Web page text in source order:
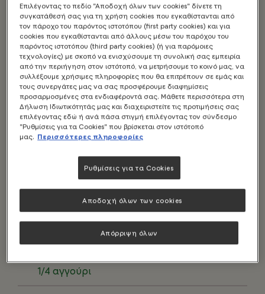
1 καρότο
1 ματσάκι ραπανάκια
75 γρ μαρούλι
1/4 αγγούρι
Επιλέγοντας το πεδίο "Αποδοχή όλων των cookies" δίνετε τη
συγκατάθεσή σας για τη χρήση cookies που εγκαθίστανται από
τον πάροχο του παρόντος ιστοτόπου (first party cookies) και για
cookies που εγκαθίστανται από άλλους μέσω του παρόχου του
παρόντος ιστοτόπου (third party cookies) (ή για παρόμοιες
τεχνολογίες) με σκοπό να ενισχύσουμε τη συνολική σας εμπειρία
από την περιήγηση στον ιστότοπό, να μετρήσουμε το κοινό μας, να
συλλέξουμε χρήσιμες πληροφορίες που θα επιτρέπουν σε εμάς και
τους συνεργάτες μας να σας προσφέρουμε διαφημίσεις
προσαρμοσμένες στα ενδιαφέροντά σας. Μάθετε περισσότερα στη
Δήλωση Ιδιωτικότητάς μας και διαχειριστείτε τις προτιμήσεις σας
επιλέγοντας εδώ ή ανά πάσα στιγμή επιλέγοντας τον σύνδεσμο
"Ρυθμίσεις για τα Cookies" που βρίσκεται στον ιστότοπό
μας. Περισσότερες πληροφορίες
Ρυθμίσεις για τα Cookies
Απόρριψη όλων
Αποδοχή όλων των cookies